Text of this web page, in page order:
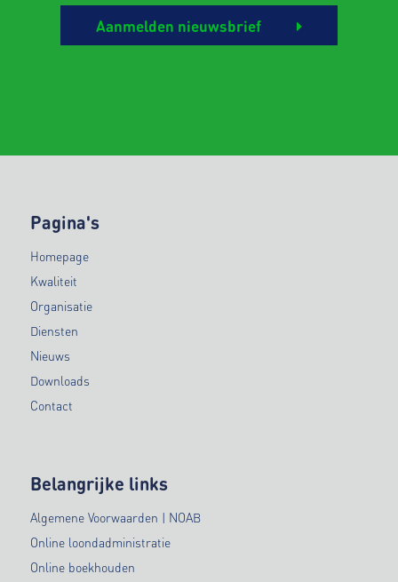
Aanmelden nieuwsbrief
Pagina's
Homepage
Kwaliteit
Organisatie
Diensten
Nieuws
Downloads
Contact
Belangrijke links
Algemene Voorwaarden | NOAB
Online loondadministratie
Online boekhouden